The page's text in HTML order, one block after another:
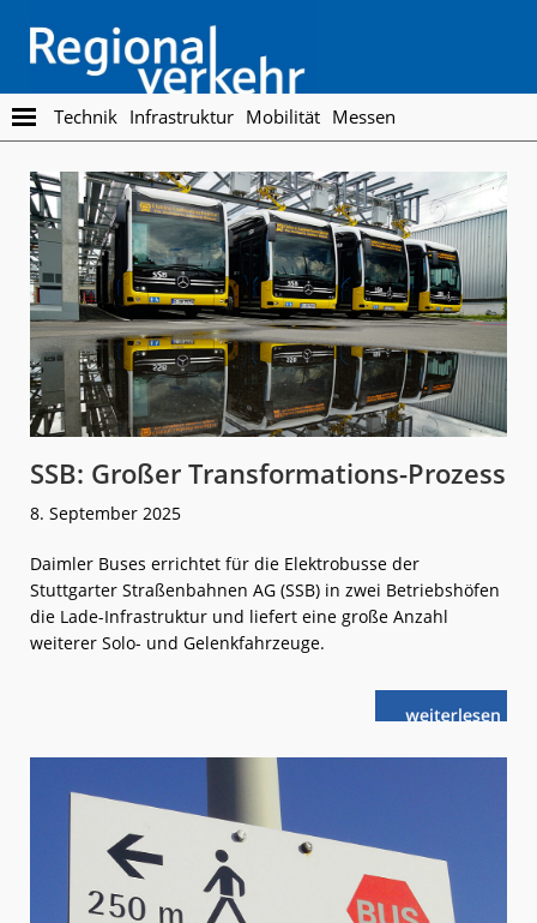
main
content
footer
Regionalverkehr
Die
Fachzeitschrift
den
Öffentlichen
Personennahverkehr
Technik Infrastruktur Mobilität Messen
SSB: Großer Transformations-Prozess
8. September 2025
Daimler Buses errichtet für die Elektrobusse der
Stuttgarter Straßenbahnen AG (SSB) in zwei Betriebshöfen
die Lade-Infrastruktur und liefert eine große Anzahl
weiterer Solo- und Gelenkfahrzeuge.
weiterlese
nSSB:
Prozess